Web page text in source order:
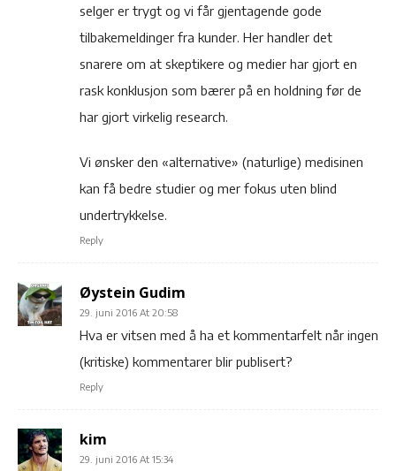
selger er trygt og vi får gjentagende gode
tilbakemeldinger fra kunder. Her handler det
snarere om at skeptikere og medier har gjort en
rask konklusjon som bærer på en holdning før de
har gjort virkelig research.
Vi ønsker den «alternative» (naturlige) medisinen
kan få bedre studier og mer fokus uten blind
undertrykkelse.
Reply
Øystein Gudim
29. juni 2016 At 20:58
Hva er vitsen med å ha et kommentarfelt når ingen
(kritiske) kommentarer blir publisert?
Reply
kim
29. juni 2016 At 15:34